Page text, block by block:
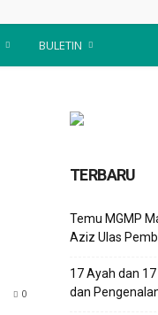
BULETIN
0
TERBARU
Temu MGMP
Aziz Ulas
17 Ayah dan
dan